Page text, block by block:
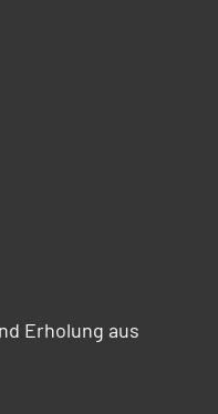
Erholung aus